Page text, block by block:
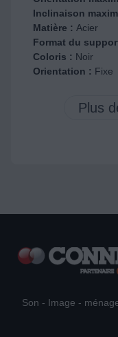
Inclinaison
Matière : Acier
Format du
Coloris : Noir
Orientation : Fixe
Son - Image -